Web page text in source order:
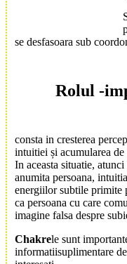
se desfasoara sub
Rolul -
consta in cresterea
intuitiei și acumularea
In aceasta situatie,
anumita persoana,
energiilor subtile primite
ca persoana cu care
imagine falsa despre
Chakrele sunt
informatiisuplimentare